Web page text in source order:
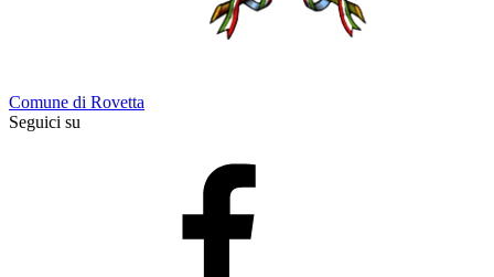
Comune di Rovetta
Seguici su